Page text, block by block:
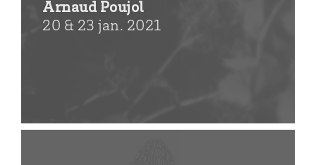
Arnaud Poujol
20 & 23 jan. 2021